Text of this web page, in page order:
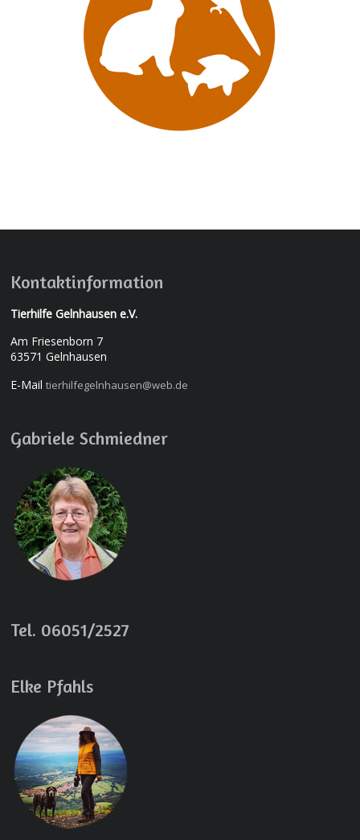
Kontaktinformation
Tierhilfe Gelnhausen e.V.
Am Friesenborn 7
63571 Gelnhausen
E-Mailtierhilfegelnhausen@web.de
Gabriele Schmiedner
Tel. 06051/2527
Elke Pfahls